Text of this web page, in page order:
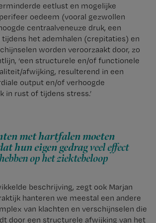
eetlust en mogelijke
oedeem (vooral gezwollen
centraalveneuze druk, een
het ademhalen (crepitaties) en
worden veroorzaakt door, zo
‘een structurele en/of functionele
afwijking, resulterend in een
output en/of verhoogde
in rust of tijdens stress.’
met hartfalen moeten
hun eigen gedragveel effect
op het ziektebeloop
beschrijving, zegt ook Marjan
hanteren we meestal een andere
van klachten en verschijnselen die
door een structurele afwijking van het